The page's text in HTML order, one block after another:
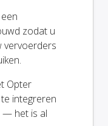
zodat u
vervoerders
Opter
integreren
— het is al